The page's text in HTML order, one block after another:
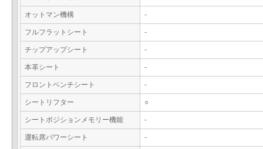
オットマン機構 -
フルフラットシート -
チップアップシート -
本革シート -
フロントベンチシート -
シートリフター ○
シートポジションメモリー機能 -
運転席パワーシート -